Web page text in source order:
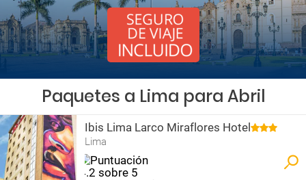
Paquetes a Lima para Abril
Ibis Lima Larco Miraflores Hotel
Lima